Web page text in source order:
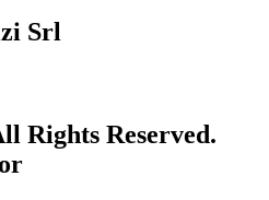
Srl
Rights Reserved.